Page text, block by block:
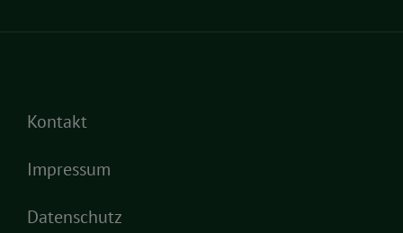
Kontakt
Impressum
Datenschutz